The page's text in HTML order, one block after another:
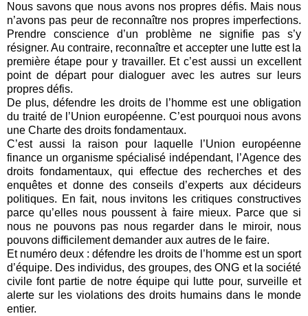
Nous savons que nous avons nos propres défis. Mais nous
n’avons pas peur de reconnaître nos propres imperfections.
Prendre conscience d’un problème ne signifie pas s’y
résigner. Au contraire, reconnaître et accepter une lutte est la
première étape pour y travailler. Et c’est aussi un excellent
point de départ pour dialoguer avec les autres sur leurs
propres défis.
De plus, défendre les droits de l’homme est une obligation
du traité de l’Union européenne. C’est pourquoi nous avons
une Charte des droits fondamentaux.
C’est aussi la raison pour laquelle l’Union européenne
finance un organisme spécialisé indépendant, l’Agence des
droits fondamentaux, qui effectue des recherches et des
enquêtes et donne des conseils d’experts aux décideurs
politiques. En fait, nous invitons les critiques constructives
parce qu’elles nous poussent à faire mieux. Parce que si
nous ne pouvons pas nous regarder dans le miroir, nous
pouvons difficilement demander aux autres de le faire.
Et numéro deux : défendre les droits de l’homme est un sport
d’équipe. Des individus, des groupes, des ONG et la société
civile font partie de notre équipe qui lutte pour, surveille et
alerte sur les violations des droits humains dans le monde
entier.